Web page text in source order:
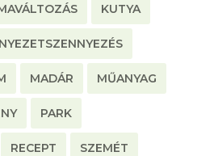
KUTYA
MADÁR MŰANYAG
PARK
RECEPT SZEMÉT